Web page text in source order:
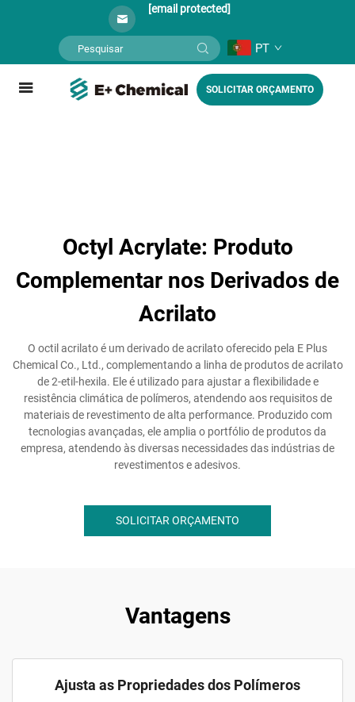
[email protected]
PT
SOLICITAR ORÇAMENTO
Octyl Acrylate: Produto
Complementar nos Derivados de
Acrilato
O octil acrilato é um derivado de acrilato oferecido pela E Plus
Chemical Co., Ltd., complementando a linha de produtos de acrilato
de 2-etil-hexila. Ele é utilizado para ajustar a flexibilidade e
resistência climática de polímeros, atendendo aos requisitos de
materiais de revestimento de alta performance. Produzido com
tecnologias avançadas, ele amplia o portfólio de produtos da
empresa, atendendo às diversas necessidades das indústrias de
revestimentos e adesivos.
SOLICITAR ORÇAMENTO
Vantagens
Ajusta as Propriedades dos Polímeros